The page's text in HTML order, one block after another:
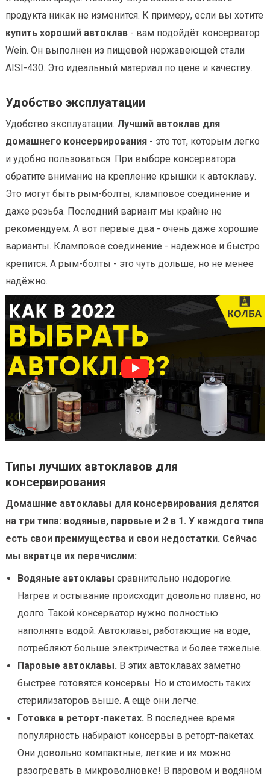
продукта никак не изменится. К примеру, если вы хотите
купить хороший автоклав - вам подойдёт консерватор
Wein. Он выполнен из пищевой нержавеющей стали
AISI-430. Это идеальный материал по цене и качеству.
Удобство эксплуатации
Удобство эксплуатации. Лучший автоклав для
домашнего консервирования - это тот, которым легко
и удобно пользоваться. При выборе консерватора
обратите внимание на крепление крышки к автоклаву.
Это могут быть рым-болты, кламповое соединение и
даже резьба. Последний вариант мы крайне не
рекомендуем. А вот первые два - очень даже хорошие
варианты. Кламповое соединение - надежное и быстро
крепится. А рым-болты - это чуть дольше, но не менее
надёжно.
Типы лучших автоклавов для
консервирования
Домашние автоклавы для консервирования делятся
на три типа: водяные, паровые и 2 в 1. У каждого типа
есть свои преимущества и свои недостатки. Сейчас
мы вкратце их перечислим:
Водяные автоклавы сравнительно недорогие.
Нагрев и остывание происходит довольно плавно, но
долго. Такой консерватор нужно полностью
наполнять водой. Автоклавы, работающие на воде,
потребляют больше электричества и более тяжелые.
Паровые автоклавы. В этих автоклавах заметно
быстрее готовятся консервы. Но и стоимость таких
стерилизаторов выше. А ещё они легче.
Готовка в реторт-пакетах. В последнее время
популярность набирают консервы в реторт-пакетах.
Они довольно компактные, легкие и их можно
разогревать в микроволновке! В паровом и водяном